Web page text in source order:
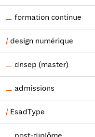
formation continue
design numérique
dnsep (master)
admissions
EsadType